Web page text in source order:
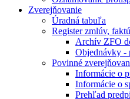
Zverejňovanie
Úradná tabuľa
Register zmlúv,
Archív ZFO
Objednávky -
Povinné
Informácie o
Informácie o
Prehľad